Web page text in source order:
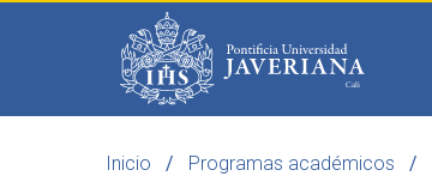
Inicio Programas académicos